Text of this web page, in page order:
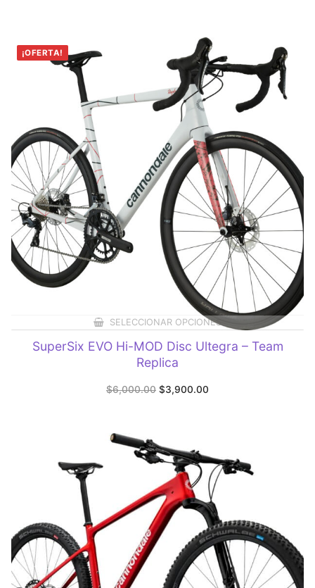
¡OFERTA!
SELECCIONAR OPCIONES
SuperSix EVO Hi-MOD Disc Ultegra – Team
Replica
$6,000.00
Original
price
$3,900.00